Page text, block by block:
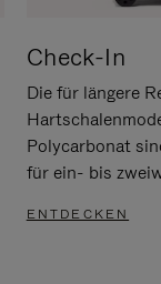
Check-In
Die für längere
Polycarbonat
für ein- bis
ENTDECKEN